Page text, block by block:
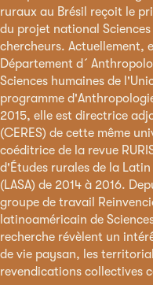
ruraux au Brésil reçoit le
du projet national
chercheurs. Actuellement,
Département
Sciences humaines de
programme
2015, elle est directrice
(CERES) de cette même
coéditrice de la revue
d'Études rurales de la
(LASA) de 2014 à 2016.
groupe de travail
latinoaméricain de
recherche révèlent un
de vie paysan, les
revendications collectives